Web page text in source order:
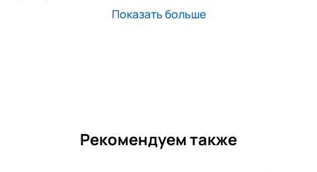
Показать больше
Рекомендуем также